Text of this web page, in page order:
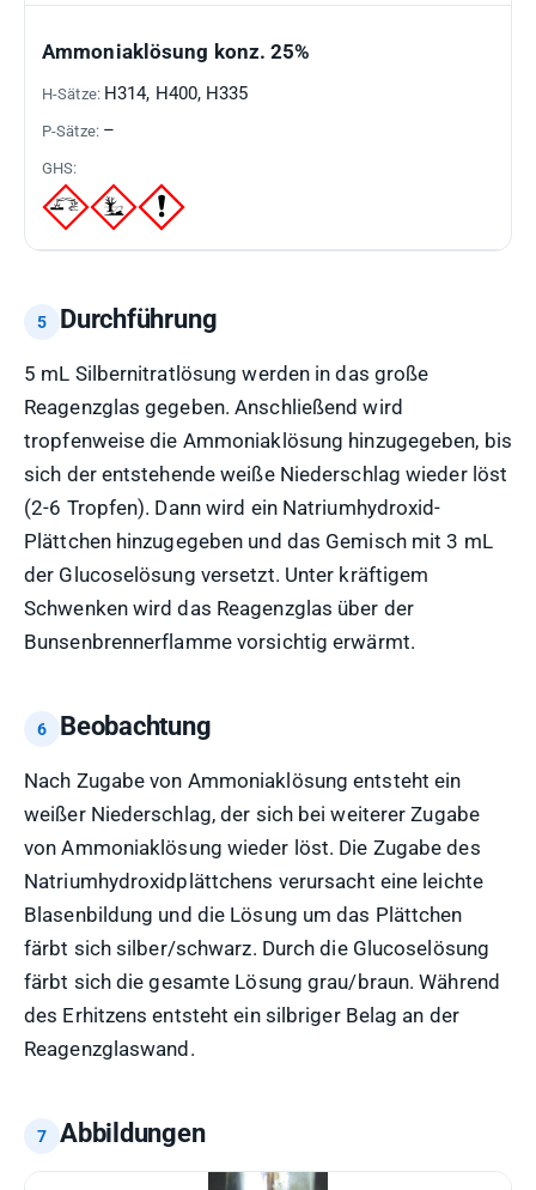
Ammoniaklösung konz. 25%
H314, H400, H335
–
Durchführung
5 mL Silbernitratlösung werden in das große
Reagenzglas gegeben. Anschließend wird
tropfenweise die Ammoniaklösung hinzugegeben, bis
sich der entstehende weiße Niederschlag wieder löst
(2-6 Tropfen). Dann wird ein Natriumhydroxid-
Plättchen hinzugegeben und das Gemisch mit 3 mL
der Glucoselösung versetzt. Unter kräftigem
Schwenken wird das Reagenzglas über der
Bunsenbrennerflamme vorsichtig erwärmt.
Beobachtung
Nach Zugabe von Ammoniaklösung entsteht ein
weißer Niederschlag, der sich bei weiterer Zugabe
von Ammoniaklösung wieder löst. Die Zugabe des
Natriumhydroxidplättchens verursacht eine leichte
Blasenbildung und die Lösung um das Plättchen
färbt sich silber/schwarz. Durch die Glucoselösung
färbt sich die gesamte Lösung grau/braun. Während
des Erhitzens entsteht ein silbriger Belag an der
Reagenzglaswand.
Abbildungen